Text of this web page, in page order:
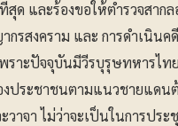
ด และร้องขอให้ตำรวจสาก
รสงคราม และ การดำเนินค
าะปัจจุบันมีวีรบุรุษทหารไท
ประชาชนตามแนวชายแดน
าจา ไม่ว่าจะเป็นในการประ